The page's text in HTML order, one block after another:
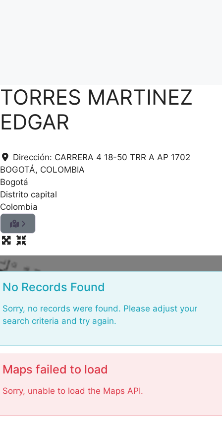
TORRES MARTINEZ
EDGAR
Dirección: CARRERA 4 18-50 TRR A AP 1702
BOGOTÁ, COLOMBIA
Bogotá
Distrito capital
Colombia
L
o
a
i
n
.
.
No Records Found
Sorry, no records were found. Please adjust your
search criteria and try again.
Maps failed to load
Sorry, unable to load the Maps API.